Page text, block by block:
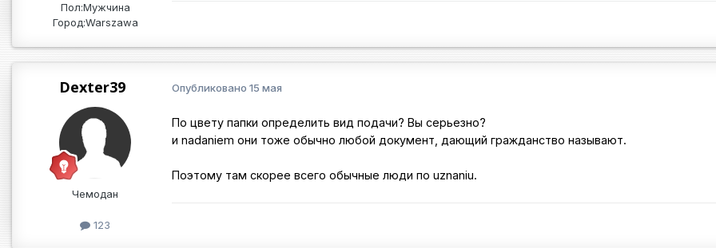
Пол:Мужчина
Город:Warszawa
Dexter39
Чемодан
123
Опубликовано 15 мая
По цвету папки определить вид подачи? Вы серьезно?
и nadaniem они тоже обычно любой документ, дающий гражданство называют.
Поэтому там скорее всего обычные люди по uznaniu.